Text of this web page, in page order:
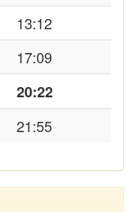
13:12
17:09
20:22
21:55